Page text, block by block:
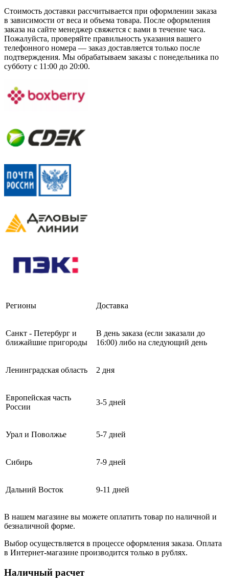
Стоимость доставки рассчитывается при оформлении заказа
в зависимости от веса и объема товара. После оформления
заказа на сайте менеджер свяжется с вами в течение часа.
Пожалуйста, проверяйте правильность указания вашего
телефонного номера — заказ доставляется только после
подтверждения. Мы обрабатываем заказы с понедельника по
субботу с 11:00 до 20:00.
Регионы Доставка
Санкт - Петербург и
ближайшие пригороды
В день заказа (если заказали до
16:00) либо на следующий день
Ленинградская область 2 дня
Европейская часть
России
3-5 дней
Урал и Поволжье 5-7 дней
Сибирь 7-9 дней
Дальний Восток 9-11 дней
В нашем магазине вы можете оплатить товар по наличной и
безналичной форме.
Выбор осуществляется в процессе оформления заказа. Оплата
в Интернет-магазине производится только в рублях.
Наличный расчет